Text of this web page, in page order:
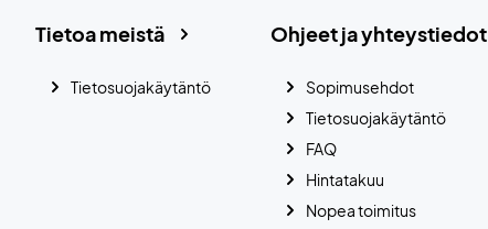
Ohjeet ja yhteystiedot
Sopimusehdot
Tietosuojakäytäntö
FAQ
Hintatakuu
Nopea toimitus
Tietoa meistä
Tietosuojakäytäntö